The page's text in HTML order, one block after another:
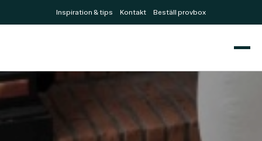
Inspiration & tips Kontakt Beställ provbox